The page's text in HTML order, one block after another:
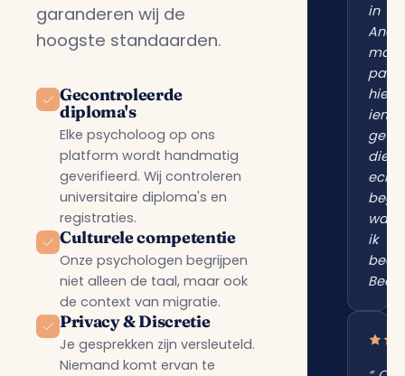
garanderen wij de
hoogste standaarden.
Gecontroleerde
diploma's
Elke psycholoog op ons
platform wordt handmatig
geverifieerd. Wij controleren
universitaire diploma's en
registraties.
Culturele competentie
Onze psychologen begrijpen
niet alleen de taal, maar ook
de context van migratie.
Privacy & Discretie
Je gesprekken zijn versleuteld.
Niemand komt ervan te
in
maar
pas
hier
die
echt
wat
ik